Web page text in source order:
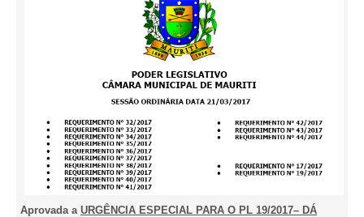
Aprovada a URGÊNCIA ESPECIAL PARA O PL 19/2017– DÁ